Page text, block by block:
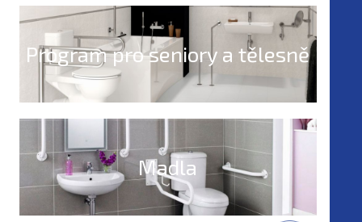
Program pro seniory a tělesně
postižené
Madla